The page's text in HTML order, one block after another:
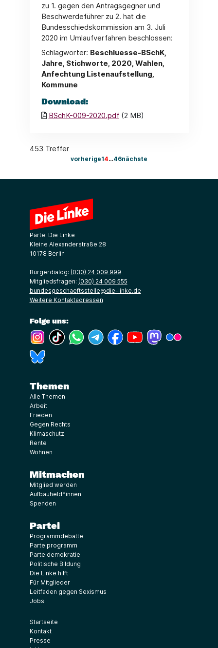
zu 1. gegen den Antragsgegner und
Beschwerdeführer zu 2. hat die
Bundesschiedskommission am 3. Juli
2020 im Umlaufverfahren beschlossen:
Schlagwörter: Beschluesse-BSchK,
Jahre, Stichworte, 2020, Wahlen,
Anfechtung Listenaufstellung,
Kommune
Download:
BSchK-009-2020.pdf(2 MB)
453 Treffer
vorherige14…46nächste
Partei Die Linke
Kleine Alexanderstraße 28
10178 Berlin
Bürgerdialog: (030) 24 009 999
Mitgliedsfragen: (030) 24 009 555
bundesgeschaeftsstelle@die-linke.de
Weitere Kontaktadressen
Folge uns:
(Link öffnet ein neues Fenster)
(Link öffnet ein neues Fenster)
(Link öffnet ein neues Fenster)
(Link öffnet ein neues Fenster)
(Link öffnet ein neues Fenster)
(Link öffnet ein neues
(Link öffnet ein
Themen
Alle Themen
Arbeit
Frieden
Gegen Rechts
Klimaschutz
Rente
Wohnen
Mitmachen
Mitglied werden
Aufbauheld*innen
Spenden
Partei
Programmdebatte
Parteiprogramm
Parteidemokratie
Politische Bildung
Die Linke hilft
Für Mitglieder
Leitfaden gegen Sexismus
Jobs
Startseite
Kontakt
Presse